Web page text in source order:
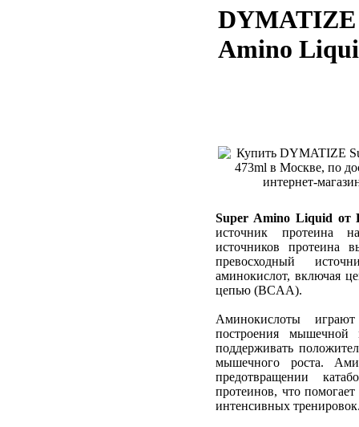
DYMATIZE
Amino
Super Amino Liquid от
источник протеина
источников протеина
превосходный
аминокислот, включая
цепью (BCAA).
Аминокислоты
построения мышечной
поддерживать
мышечного роста.
предотвращении
протеинов, что
интенсивных